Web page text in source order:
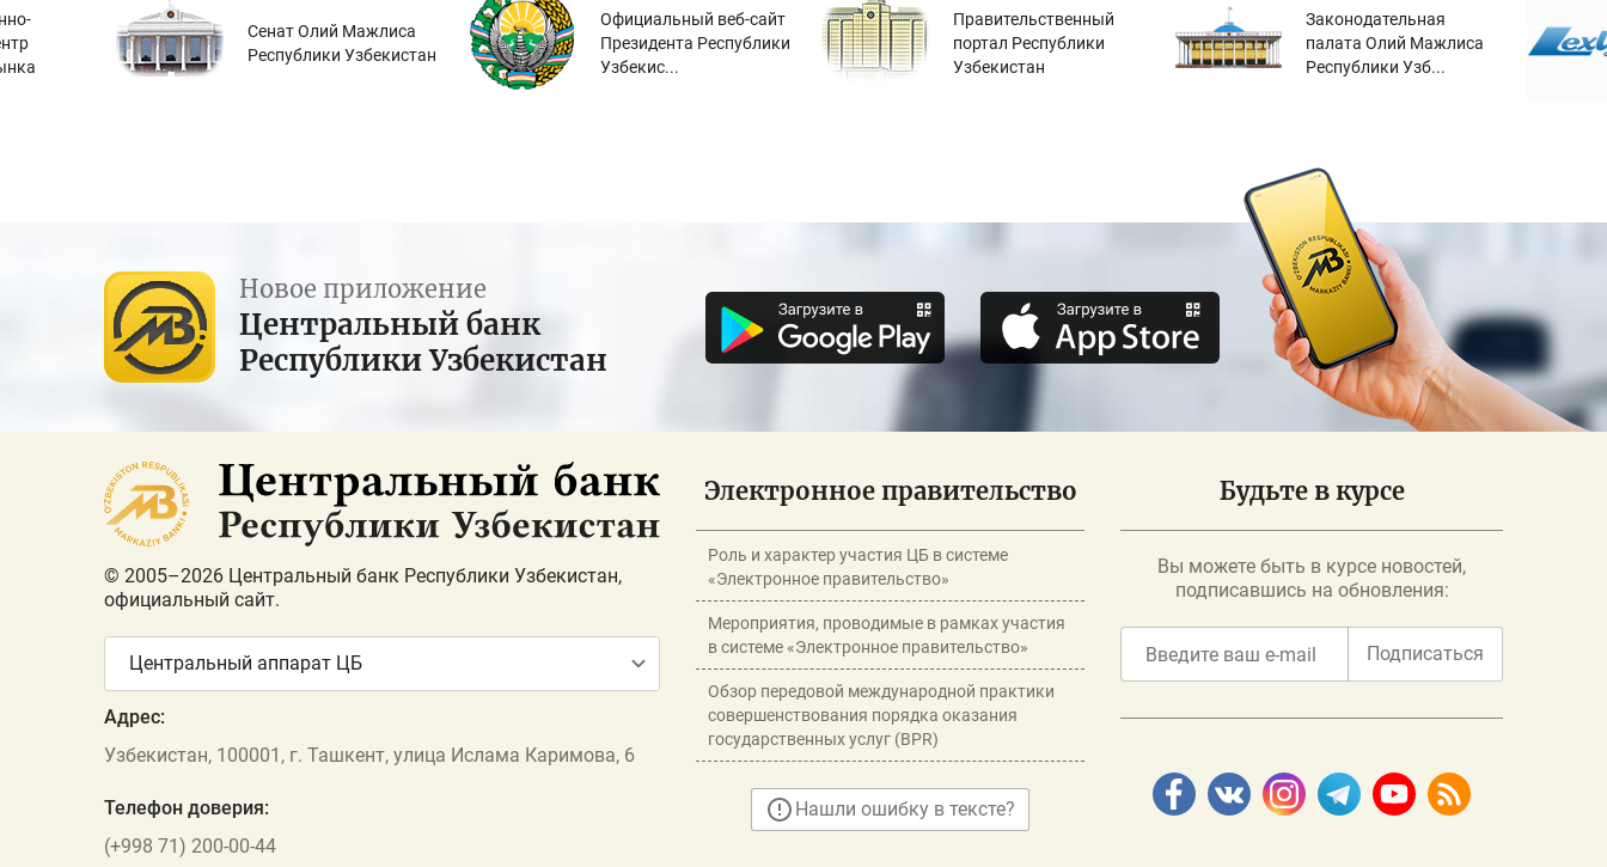
Сенат Олий Мажлиса
Республики Узбекистан
Официальный веб-сайт
Президента Республики
Узбекис...
Правительственный
портал Республики
Узбекистан
Законодательная
палата Олий Мажлиса
Республики Узб...
Новое приложение
Центральный банк
Республики Узбекистан
© 2005–2026 Центральный банк Республики Узбекистан,
официальный сайт.
Центральный аппарат ЦБ
Адрес:
Узбекистан, 100001, г. Ташкент, улица Ислама Каримова, 6
Телефон доверия:
(+998 71) 200-00-44
Электронное правительство
Роль и характер участия ЦБ в системе
«Электронное правительство»
Мероприятия, проводимые в рамках участия
в системе «Электронное правительство»
Обзор передовой международной практики
совершенствования порядка оказания
государственных услуг (BPR)
Нашли ошибку в тексте?
Будьте в курсе
Вы можете быть в курсе новостей,
подписавшись на обновления:
Подписаться